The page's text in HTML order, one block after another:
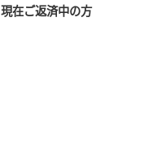
現在ご返済中の方